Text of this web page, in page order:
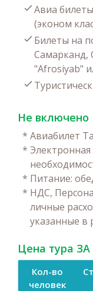
Авиа
(эконом
Билеты на
Самарканд,
"Afrosiyab"
Не включено
* Авиабилет
*
* Питание:
* НДС,
личные
указанные в
Цена тура
Кол-во
человек